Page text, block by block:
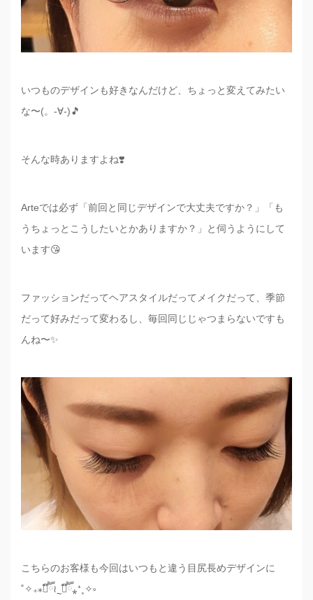
いつものデザインも好きなんだけど、ちょっと変えてみたい
な〜(。-∀-)🎵
そんな時ありますよね❣️
Arteでは必ず「前回と同じデザインで大丈夫ですか？」「も
うちょっとこうしたいとかありますか？」と伺うようにして
います😘
ファッションだってヘアスタイルだってメイクだって、季節
だって好みだって変わるし、毎回同じじゃつまらないですも
んね〜✨
こちらのお客様も今回はいつもと違う目尻長めデザインに
˚✧₊⁎❝᷀ົཽ≀ˍ̮ ❝᷀ົཽ⁎⁺˳✧༚